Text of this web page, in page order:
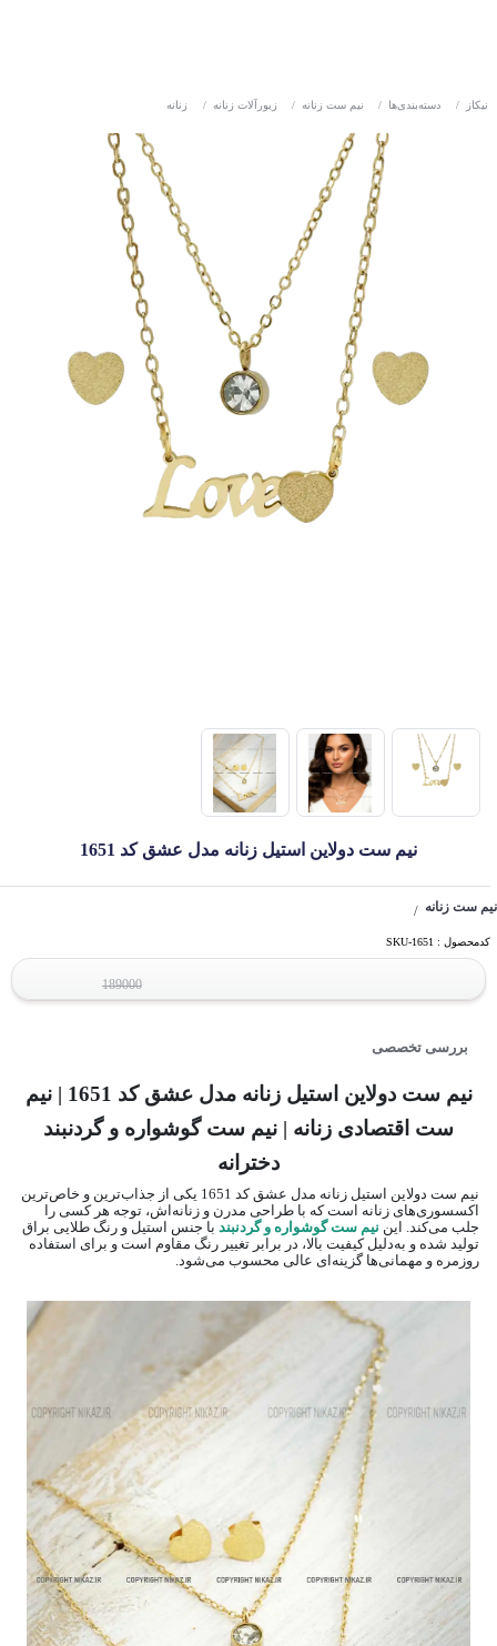
نیکاز / دسته‌بندی‌ها / نیم ست زنانه / زیورآلات زنانه / زنانه
نیم ست دولاین استیل زنانه مدل عشق کد 1651
نیم ست زنانه /
کدمحصول : SKU-1651
189000
بررسی تخصصی
نیم ست دولاین استیل زنانه مدل عشق کد 1651 | نیم
ست اقتصادی زنانه | نیم ست گوشواره و گردنبند
دخترانه
نیم ست دولاین استیل زنانه مدل عشق کد 1651 یکی از جذاب‌ترین و خاص‌ترین
اکسسوری‌های زنانه است که با طراحی مدرن و زنانه‌اش، توجه هر کسی را
جلب می‌کند. این نیم ست گوشواره و گردنبندبا جنس استیل و رنگ طلایی براق
تولید شده و به‌دلیل کیفیت بالا، در برابر تغییر رنگ مقاوم است و برای استفاده
روزمره و مهمانی‌ها گزینه‌ای عالی محسوب می‌شود.